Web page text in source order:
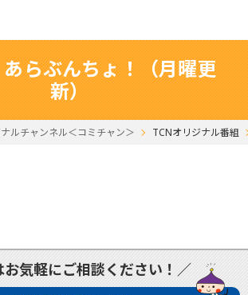
らぶんちょ！（月曜更
新）
ルチャンネル＜コミチャン＞ TCNオリジナル番組
お気軽にご相談ください！／